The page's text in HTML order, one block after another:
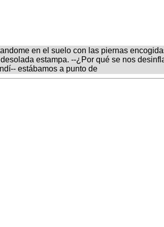
en el suelo con las piernas
estampa. --¿Por qué se nos
estábamos a punto de